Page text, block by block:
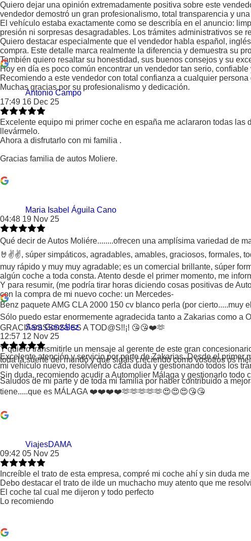
Quiero dejar una opinión extremadamente positiva sobre este
vendedor demostró un gran profesionalismo, total transparencia y
El vehículo estaba exactamente como se describía en el anuncio:
presión ni sorpresas desagradables. Los trámites administrativos se
Quiero destacar especialmente que el vendedor habla español,
compra. Este detalle marca realmente la diferencia y demuestra su
También quiero resaltar su honestidad, sus buenos consejos y su
Hoy en día es poco común encontrar un vendedor tan serio, confiable
Recomiendo a este vendedor con total confianza a cualquier
Muchas gracias por su profesionalismo y dedicación.
Antonio Campo
17:49 16 Dec 25
Excelente equipo mi primer coche en españa me aclararon todas
llevármelo.
Ahora a disfrutarlo con mi familia .
Gracias familia de autos Moliere.
Maria Isabel Águila Cano
04:48 19 Nov 25
Qué decir de Autos Moliére........ofrecen una amplísima variedad de
🤘✌️✌️, súper simpáticos, agradables, amables, graciosos, formales,
muy rápido y muy muy agradable; es un comercial brillante, súper
algún coche a toda consta. Atento desde el primer momento, me
Y para resumir, (me podría tirar horas diciendo cosas positivas de
con la compra de mi nuevo coche: un Mercedes-
Benz paquete AMG CLA 2000 150 cv blanco perla (por cierto.....muy
Sólo puedo estar enormemente agradecida tanto a Zakarias como a
GRACIASSSSSSSSS A TOD@S!!¡! 😘😘❤️🫶
Y quiero transmitirle un mensaje al gerente de este gran
toda la suerte del mundo y qué sigáis creciendo como vosotros os
Saludos de mi parte y de toda mi familia por haber contribuido a
tiene.....que es MÁLAGA ❤️❤️❤️❤️🫶🫶🫶🫶🫶😍😍😍😘😘
Sara González
12:57 12 Nov 25
Excelente atención y servicio por parte de Zakarias. Desde el
mi vehículo nuevo, resolviendo cada duda y gestionando todos los
Sin duda, recomiendo acudir a Automolier Málaga y gestionarlo todo
ViajesDAMA
09:42 05 Nov 25
Increíble el trato de esta empresa, compré mi coche ahí y sin duda
Debo destacar el trato de ilde un muchacho muy atento que me
El coche tal cual me dijeron y todo perfecto
Lo recomiendo